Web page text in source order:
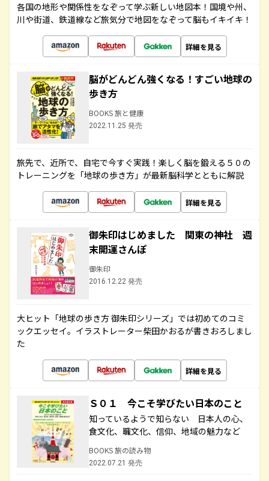
各国の地形や関係性をなぞって学ぶ新しい地図本！国境や州、
川や街道、鉄道線など旅気分で地図をなぞって脳もイキイキ！
詳細を見る
脳がどんどん強くなる！すごい地球の
歩き方
BOOKS 旅と健康
2022.11.25 発売
旅先で、近所で、自宅で今すぐ実践！楽しく脳を鍛える５０の
トレーニングを「地球の歩き方」が最新脳科学とともに解説
詳細を見る
御朱印はじめました 関東の神社 週
末開運さんぽ
御朱印
2016.12.22 発売
大ヒット「地球の歩き方 御朱印シリーズ」では初めてのコミ
ックエッセイ。イラストレーター柴田かおるが書きおろしまし
た
詳細を見る
Ｓ０１ 今こそ学びたい日本のこと
知っているようで知らない 日本人の心、
食文化、職文化、信仰、地域の魅力など
BOOKS 旅の読み物
2022.07.21 発売